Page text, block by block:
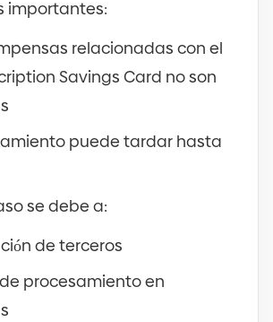
importantes:
relacionadas con el
Savings Card no son
puede tardar hasta
se debe a:
de terceros
procesamiento en